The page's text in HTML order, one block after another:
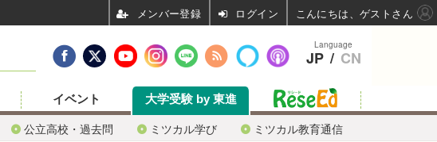
公立高校・過去問 ミツカル学び ミツカル教育通信
イベント 大学受験 by 東進
Language
JP / CN
ログイン こんにちは、ゲストさん